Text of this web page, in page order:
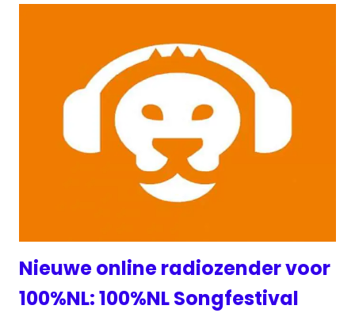
Nieuwe online radiozender voor
100%NL: 100%NL Songfestival